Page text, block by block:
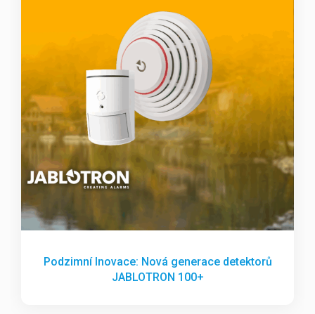
Podzimní Inovace: Nová generace detektorů
JABLOTRON 100+